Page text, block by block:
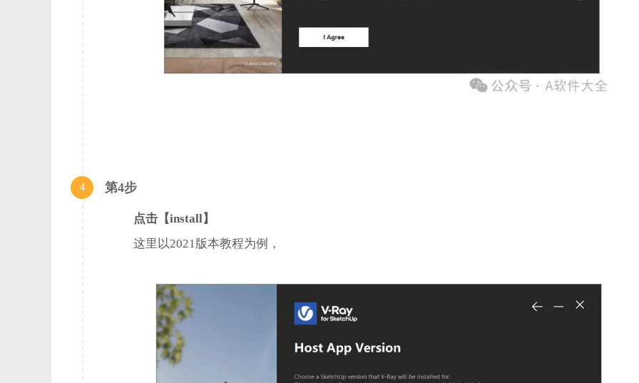
将纹理放置类型设置为环境后导致纹理预览不正确的问题已解决
单击“重新加载”或“主页”按钮时，导致 Cosmos cookie 同意窗口重复出现的问题已得到修复
解决了在交互式渲染期间关闭项目时导致错误的问题
解决了 Chaos Cosmos 窗口无法在具有特定显示器的系统上打开的问题
更改 Chaos Cosmos 浏览器代理设置时不再出现错误消息
尝试将 Cosmos 资产拖放到主机应用程序的视口时导致 Cosmos 无法使用的问题已得到解决
快速更改预览样本的渲染引擎，然后快速更改材质属性时，不再发生错误
取消并重新提交云作业时，特定情况下不再出现错误
实现了一种名为“纹理重映射”的新纹理放置类型
4 第4步
点击【install】
这里以2021版本教程为例，